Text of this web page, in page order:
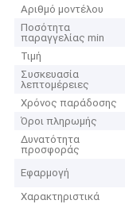
Αριθμό μοντέλου
Ποσότητα
παραγγελίας min
Τιμή
Συσκευασία
λεπτομέρειες
Χρόνος παράδοσης
Όροι πληρωμής
Δυνατότητα
προσφοράς
Εφαρμογή
Χαρακτηριστικά